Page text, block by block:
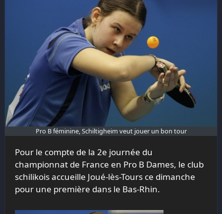
Pro B féminine, Schiltigheim veut jouer un bon tour
Pour le compte de la 2e journée du
championnat de France en Pro B Dames, le club
schilikois accueille Joué-lès-Tours ce dimanche
pour une première dans le Bas-Rhin.